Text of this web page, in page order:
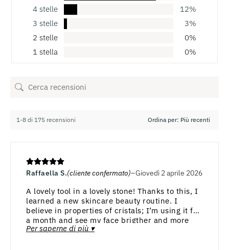
4 stelle
12%
3 stelle
3%
2 stelle
0%
1 stella
0%
1-8 di 175 recensioni
Raffaella S.(cliente confermato) Giovedì 2 aprile 2026
A lovely tool in a lovely stone! Thanks to this, I
learned a new skincare beauty routine. I
believe in properties of cristals; I’m using it for
a month and see my face brigther and more
relaxed.
Per saperne di più ▾